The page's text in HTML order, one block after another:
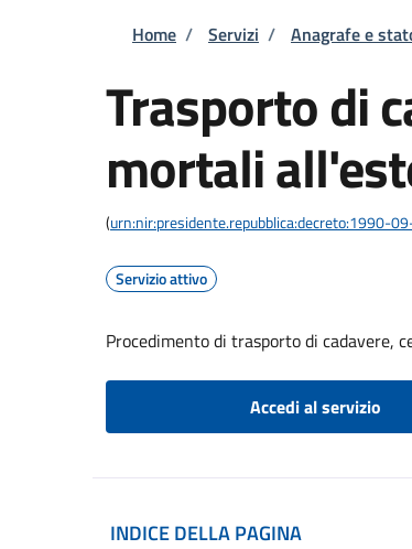
Briciole di
Home / Servizi / Anagrafe e
Trasporto di
mortali
(urn:nir:presidente.repubblica:decreto:1990-
Servizio attivo
Procedimento di trasporto di cadavere,
Accedi al servizio
INDICE DELLA PAGINA